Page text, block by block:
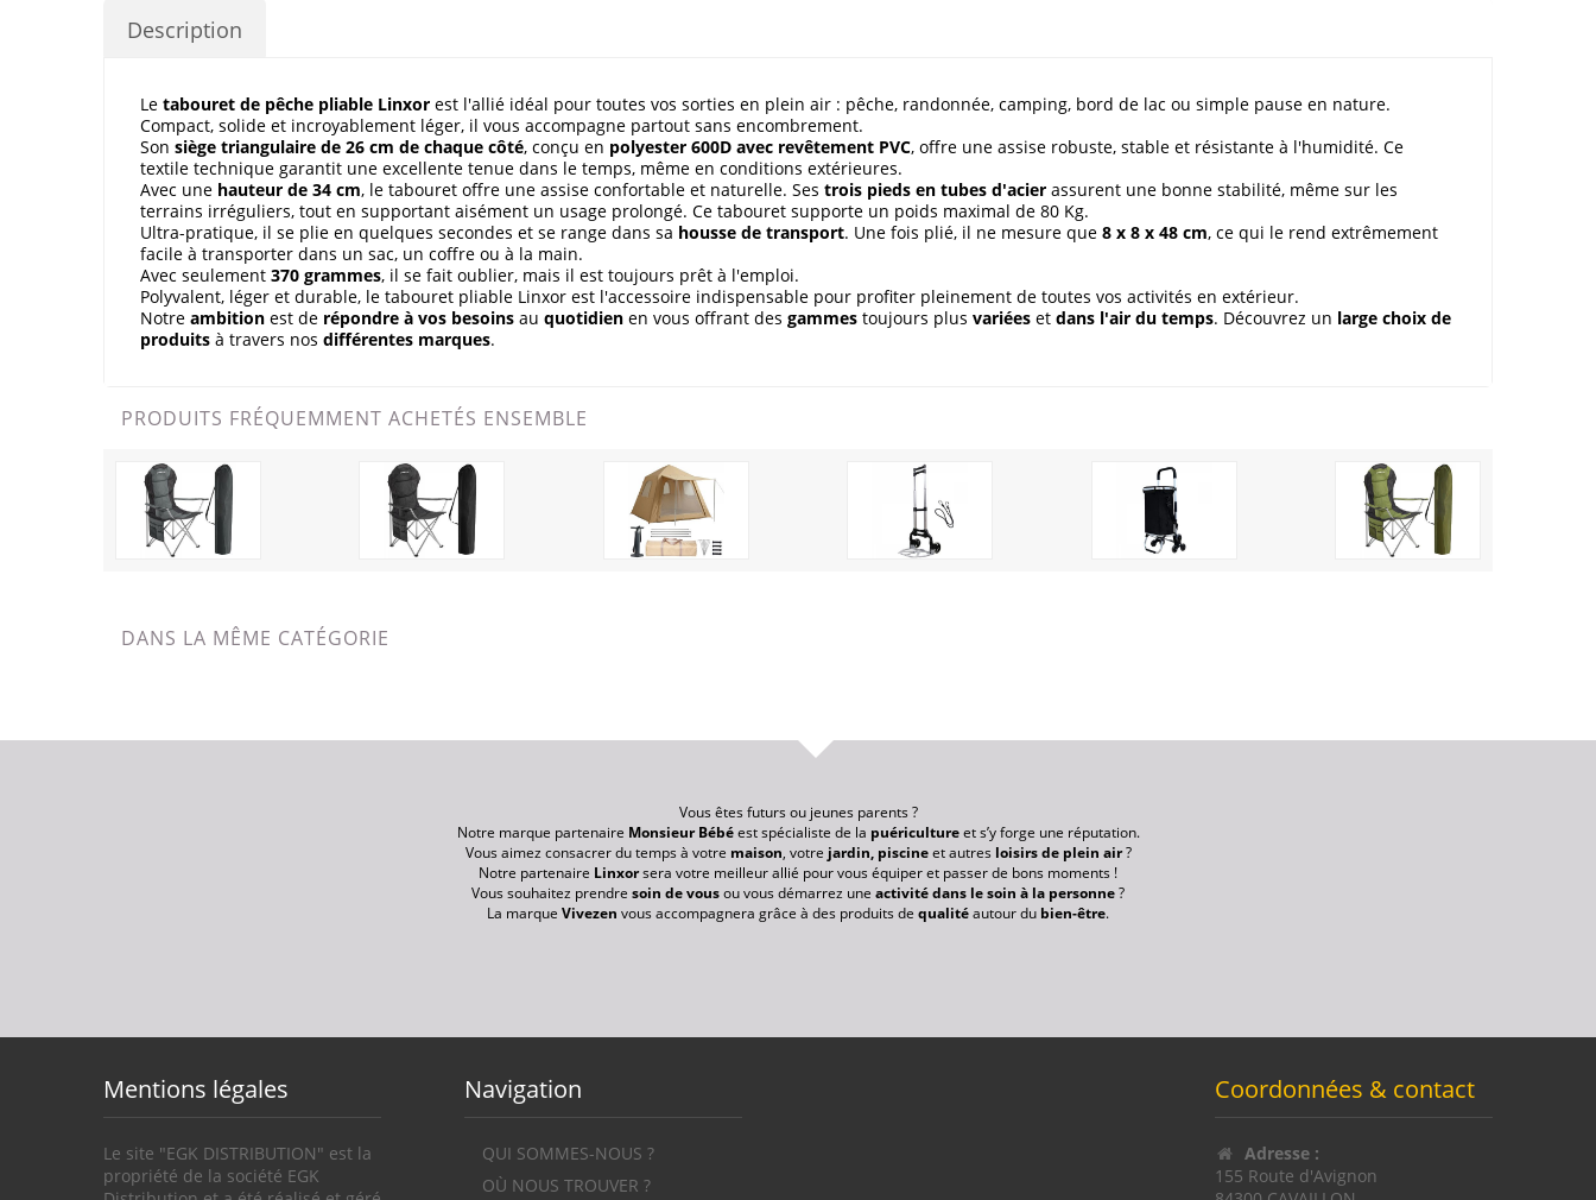
Description
Le tabouret de pêche pliable Linxor est l'allié idéal pour toutes vos sorties en plein air : pêche, randonnée, camping, bord de lac ou simple pause en nature.
Compact, solide et incroyablement léger, il vous accompagne partout sans encombrement.
Son siège triangulaire de 26 cm de chaque côté, conçu en polyester 600D avec revêtement PVC, offre une assise robuste, stable et résistante à l'humidité. Ce
textile technique garantit une excellente tenue dans le temps, même en conditions extérieures.
Avec une hauteur de 34 cm, le tabouret offre une assise confortable et naturelle. Ses trois pieds en tubes d'acier assurent une bonne stabilité, même sur les
terrains irréguliers, tout en supportant aisément un usage prolongé. Ce tabouret supporte un poids maximal de 80 Kg.
Ultra-pratique, il se plie en quelques secondes et se range dans sa housse de transport. Une fois plié, il ne mesure que 8 x 8 x 48 cm, ce qui le rend extrêmement
facile à transporter dans un sac, un coffre ou à la main.
Avec seulement 370 grammes, il se fait oublier, mais il est toujours prêt à l'emploi.
Polyvalent, léger et durable, le tabouret pliable Linxor est l'accessoire indispensable pour profiter pleinement de toutes vos activités en extérieur.
Notre ambition est de répondre à vos besoins au quotidien en vous offrant des gammes toujours plus variées et dans l'air du temps. Découvrez un large choix de
produits à travers nos différentes marques.
PRODUITS FRÉQUEMMENT ACHETÉS ENSEMBLE
DANS LA MÊME CATÉGORIE
Vous êtes futurs ou jeunes parents ?
Notre marque partenaire Monsieur Bébéest spécialiste de la puéricultureet s’y forge une réputation.
Vous aimez consacrer du temps à votre maison, votre jardin, piscineet autres loisirs de plein air?
Notre partenaire Linxorsera votre meilleur allié pour vous équiper et passer de bons moments !
Vous souhaitez prendre soin de vousou vous démarrez une activité dans le soin à la personne?
La marque Vivezen vous accompagnera grâce à des produits de qualitéautour du bien-être.
Mentions légales
Le site "EGK DISTRIBUTION" est la
propriété de la société EGK
Navigation
QUI SOMMES-NOUS ?
OÙ NOUS TROUVER ?
Coordonnées & contact
Adresse :
155 Route d'Avignon